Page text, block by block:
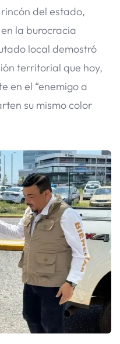
del estado,
la burocracia
local demostró
territorial que hoy,
en el “enemigo a
su mismo color